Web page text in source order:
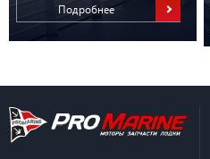
Подробнее